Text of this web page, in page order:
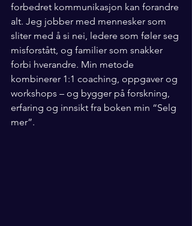
forbedret kommunikasjon kan forandre
alt. Jeg jobber med mennesker som
sliter med å si nei, ledere som føler seg
misforstått, og familier som snakker
forbi hverandre. Min metode
kombinerer 1:1 coaching, oppgaver og
workshops – og bygger på forskning,
erfaring og innsikt fra boken min “Selg
mer”.